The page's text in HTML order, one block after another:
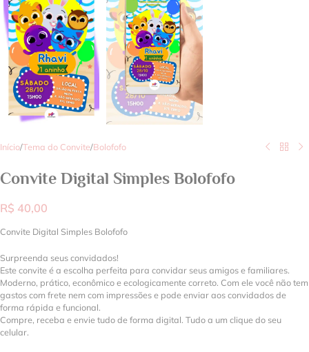
Início/Tema do Convite/Bolofofo
Convite Digital Simples Bolofofo
R$ 40,00
Convite Digital Simples Bolofofo
Surpreenda seus convidados!
Este convite é a escolha perfeita para convidar seus amigos e familiares.
Moderno, prático, econômico e ecologicamente correto. Com ele você não tem
gastos com frete nem com impressões e pode enviar aos convidados de
forma rápida e funcional.
Compre, receba e envie tudo de forma digital. Tudo a um clique do seu
celular.